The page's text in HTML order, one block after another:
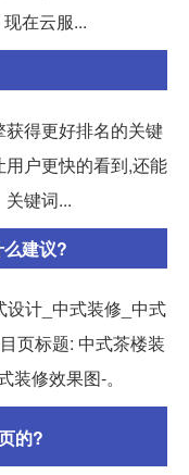
在云服...
得更好排名的关键
户更快的看到,还能
键词...
建议?
设计_中式装修_中式
页标题: 中式茶楼装
修效果图-。
的?